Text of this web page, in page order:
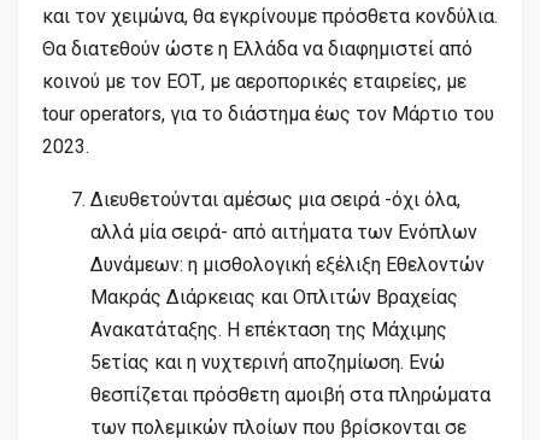
και τον χειμώνα, θα εγκρίνουμε πρόσθετα κονδύλια.
Θα διατεθούν ώστε η Ελλάδα να διαφημιστεί από
κοινού με τον ΕΟΤ, με αεροπορικές εταιρείες, με
tour operators, για το διάστημα έως τον Μάρτιο του
2023.
Διευθετούνται αμέσως μια σειρά -όχι όλα,
αλλά μία σειρά- από αιτήματα των Ενόπλων
Δυνάμεων: η μισθολογική εξέλιξη Εθελοντών
Μακράς Διάρκειας και Οπλιτών Βραχείας
Ανακατάταξης. H επέκταση της Μάχιμης
5ετίας και η νυχτερινή αποζημίωση. Ενώ
θεσπίζεται πρόσθετη αμοιβή στα πληρώματα
των πολεμικών πλοίων που βρίσκονται σε